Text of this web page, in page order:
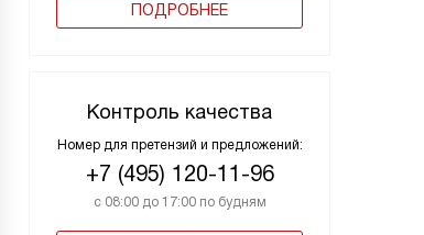
ПОДРОБНЕЕ
Контроль качества
Номер для претензий и предложений:
+7 (495) 120-11-96
с 08:00 до 17:00 по будням